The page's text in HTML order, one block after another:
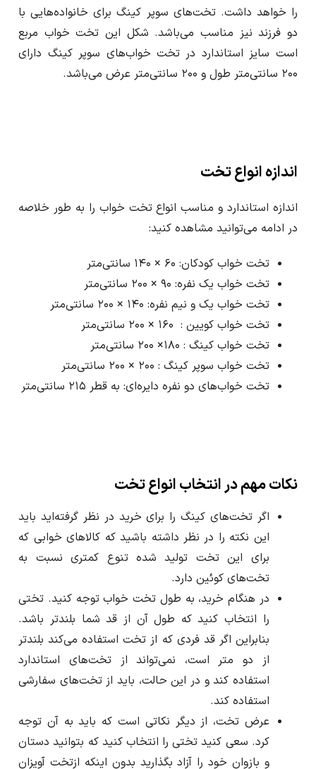
را خواهد داشت. تخت‌های سوپر کینگ برای خانواده‌هایی با
دو فرزند نیز مناسب می‌باشد. شکل این تخت خواب مربع
است سایز استاندارد در تخت خواب‌های سوپر کینگ دارای
۲۰۰ سانتی‌متر طول و ۲۰۰ سانتی‌متر عرض می‌باشد.
اندازه انواع تخت
اندازه استاندارد و مناسب انواع تخت خواب را به طور خلاصه
در ادامه می‌توانید مشاهده کنید:
تخت خواب کودکان: ۶۰ × ۱۴۰ سانتی‌متر
تخت خواب یک نفره: ۹۰ × ۲۰۰ سانتی‌متر
تخت خواب یک و نیم نفره: ۱۴۰ × ۲۰۰ سانتی‌متر
تخت خواب کویین : ۱۶۰ × ۲۰۰ سانتی‌متر
تخت خواب کینگ : ۱۸۰× ۲۰۰ سانتی‌متر
تخت خواب سوپر کینگ : ۲۰۰ × ۲۰۰ سانتی‌متر
تخت‌ خواب‌های دو نفره دایره‌ای: به قطر ۲۱۵ سانتی‌متر
نکات مهم در انتخاب انواع تخت
اگر تخت‌های کینگ را برای خرید در نظر گرفته‌اید باید
این نکته را در نظر داشته باشید که کالا‌های خوابی که
برای این تخت تولید شده تنوع کمتری نسبت به
تخت‌های کوئین دارد.
در هنگام خرید، به طول تخت خواب توجه کنید. تختی
را انتخاب کنید که طول آن از قد شما بلندتر باشد.
بنابراین اگر قد فردی که از تخت استفاده می‌‌کند بلندتر
از دو متر است، نمی‌تواند از تخت‌های استاندارد
استفاده کند و در این حالت، باید از تخت‌های سفارشی
استفاده کند.
عرض تخت، از دیگر نکاتی است که باید به آن توجه
کرد. سعی کنید تختی را انتخاب کنید که بتوانید دستان
و بازوان خود را آزاد بگذارید بدون اینکه ازتخت آویزان